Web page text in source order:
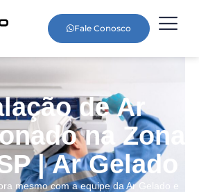
Fale Conosco
de Ar
na Zona
| Ar Gelado
mesmo com a equipe da Ar Gelado e